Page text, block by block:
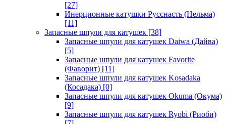
[27]
Инерционные катушки Русснасть (Нельма)
[11]
Запасные шпули для катушек [38]
Запасные шпули для катушек Daiwa (Дайва)
[5]
Запасные шпули для катушек Favorite
(Фаворит) [11]
Запасные шпули для катушек Kosadaka
(Косадака) [0]
Запасные шпули для катушек Okuma (Окума)
[9]
Запасные шпули для катушек Ryobi (Риоби)